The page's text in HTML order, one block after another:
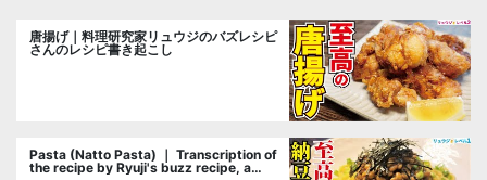
唐揚げ｜料理研究家リュウジのバズレシピ
さんのレシピ書き起こし
Pasta (Natto Pasta) ｜ Transcription of
the recipe by Ryuji's buzz recipe, a